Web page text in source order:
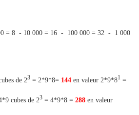
8 - 10 000 = 16 - 100 000 = 32 - 1 000
de 23 = 2*9*8= 144 en valeur 2*9*81 =
cubes de 23 = 4*9*8 = 288 en valeur